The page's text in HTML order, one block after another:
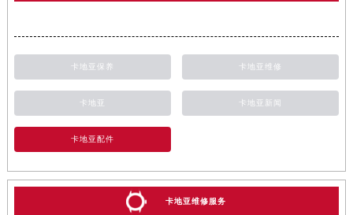
卡地亚保养 卡地亚维修
卡地亚 卡地亚新闻
卡地亚配件
卡地亚维修服务